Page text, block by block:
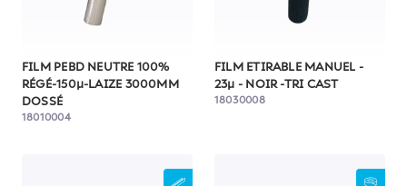
FILM PEBD NEUTRE 100%
RÉGÉ-150µ-LAIZE 3000MM
DOSSÉ
18010004
FILM ETIRABLE MANUEL -
23µ - NOIR -TRI CAST
18030008